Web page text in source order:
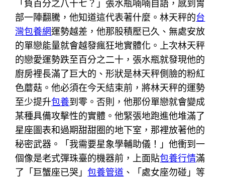
「負百分之八十七？」張水瓶喃喃自語，感到胃
部一陣翻騰，他知道這代表著什麼。林天秤的台
灣包養網運勢越差，他那股積壓已久、無處安放
的單戀能量就會越發瘋狂地實體化。上次林天秤
的戀愛運勢跌至百分之二十，張水瓶就發現他的
廚房裡長滿了巨大的、形狀是林天秤側臉的粉紅
色蘑菇。他必須在今天結束前，將林天秤的運勢
至少提升包養到零。否則，他那份單戀就會變成
某種具備攻擊性的實體。他緊張地跑進他堆滿了
星座圖表和過期甜甜圈的地下室，那裡放著他的
秘密武器。「我需要星象學輔助儀！」他衝到一
個像是老式彈珠臺的機器前，上面貼包養行情滿
了「巨蟹座已哭」包養管道 、「處女座勿碰」等